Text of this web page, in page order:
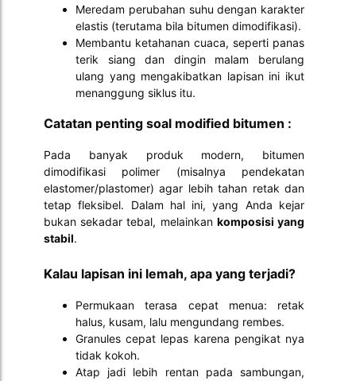
Meredam perubahan suhu dengan karakter
elastis (terutama bila bitumen dimodifikasi).
Membantu ketahanan cuaca, seperti panas
terik siang dan dingin malam berulang
ulang yang mengakibatkan lapisan ini ikut
menanggung siklus itu.
Catatan penting soal modified bitumen :
Pada banyak produk modern, bitumen
dimodifikasi polimer (misalnya pendekatan
elastomer/plastomer) agar lebih tahan retak dan
tetap fleksibel. Dalam hal ini, yang Anda kejar
bukan sekadar tebal, melainkan komposisi yang
stabil.
Kalau lapisan ini lemah, apa yang terjadi?
Permukaan terasa cepat menua: retak
halus, kusam, lalu mengundang rembes.
Granules cepat lepas karena pengikat nya
tidak kokoh.
Atap jadi lebih rentan pada sambungan,